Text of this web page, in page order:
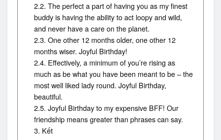
2.2. The perfect a part of having you as my finest
buddy is having the ability to act loopy and wild,
and never have a care on the planet.
2.3. One other 12 months older, one other 12
months wiser. Joyful Birthday!
2.4. Effectively, a minimum of you’re rising as
much as be what you have been meant to be – the
most well liked lady round. Joyful Birthday,
beautiful.
2.5. Joyful Birthday to my expensive BFF! Our
friendship means greater than phrases can say.
3. Kết